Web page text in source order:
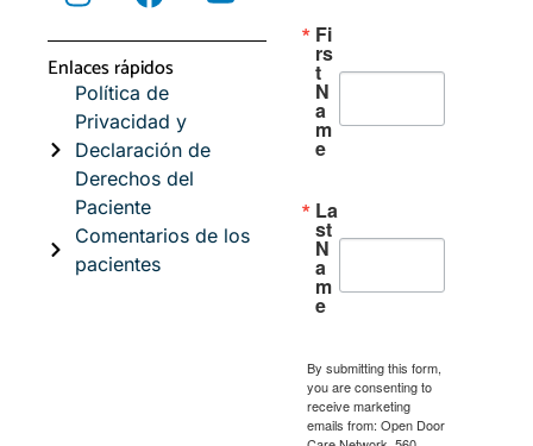
Enlaces rápidos
Política de
Privacidad y
Declaración de
Derechos del
Paciente
Comentarios de los
pacientes
Fi
rs
t
N
a
m
e
La
st
N
a
m
e
By submitting this form,
you are consenting to
receive marketing
emails from: Open Door